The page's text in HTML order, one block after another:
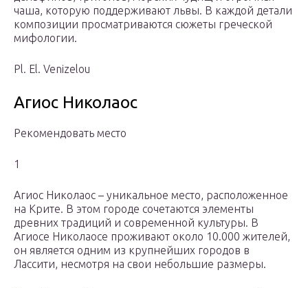
чаша, которую поддерживают львы. В каждой детали
композиции просматриваются сюжеты греческой
мифологии.
Pl. El. Venizelou
Агиос Николаос
Рекомендовать место
1
Агиос Николаос – уникальное место, расположенное
на Крите. В этом городе сочетаются элементы
древних традиций и современной культуры. В
Агиосе Николаосе проживают около 10.000 жителей,
он является одним из крупнейших городов в
Лассити, несмотря на свои небольшие размеры.